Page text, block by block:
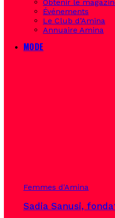
Obtenir le
Événements
Le Club d’Amina
Annuaire Amina
MODE
Femmes d'Amina
Sadia Sanusi,